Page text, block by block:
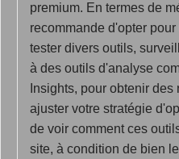
premium. En termes de
recommande d'opter
tester divers outils,
à des outils d'analyse
Insights, pour obtenir
ajuster votre stratégie
de voir comment ces
site, à condition de bien